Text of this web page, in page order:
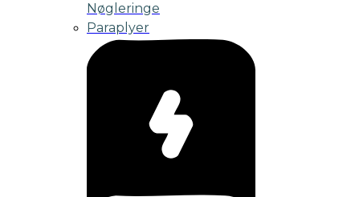
Nøgleringe
Paraplyer